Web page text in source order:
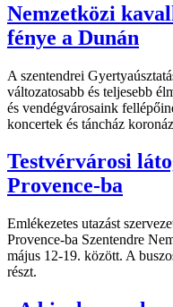
Nemzetközi
fénye a Dunán
A szentendrei
változatosabb és teljesebb
és vendégvárosaink
koncertek és táncház
Testvérvárosi
Provence-ba
Emlékezetes utazást
Provence-ba Szentendre
május 12-19. között. A
részt.